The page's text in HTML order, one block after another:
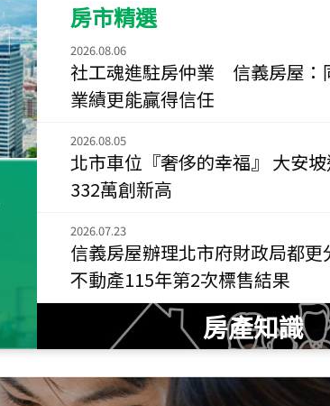
115
新北市永和區環河西路二段
115年07月 成交
央央
115年
小西華
115 年07 月 成交
捷豹
台北市中山區長春路
115年07月 成交
十泉十美
台北市北投區光明路
房市精選
2026.08.06
社工魂進駐房仲業 信義房屋：
業績更能贏得信任
2026.08.05
北市車位『奢侈的幸福』 大安
332萬創新高
2026.07.23
信義房屋辦理北市府財政局都更
不動產115年第2次標售結果
房產知識